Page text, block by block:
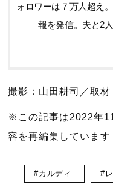
ォロワーは７万人超え
報を発信。夫と2
撮影：山田耕司／取
※この記事は2022年
容を再編集しています
#カルディ #